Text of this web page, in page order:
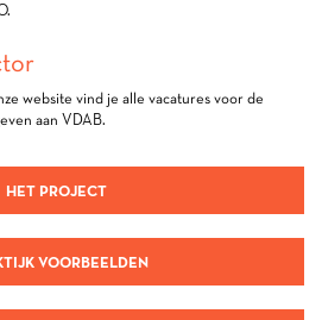
website vind je alle vacatures voor de
aan VDAB.
HET PROJECT
VOORBEELDEN